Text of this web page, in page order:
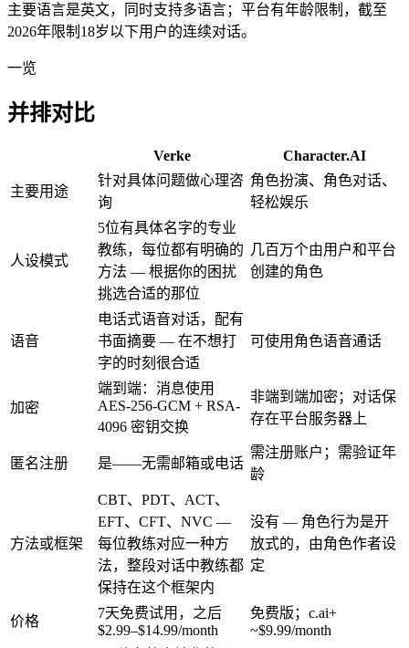
主要语言是英文，同时支持多语言；平台有年龄限制，截至
2026年限制18岁以下用户的连续对话。
一览
并排对比
Verke Character.AI
主要用途
针对具体问题做心理咨
询
角色扮演、角色对话、
轻松娱乐
人设模式
5位有具体名字的专业
教练，每位都有明确的
方法 — 根据你的困扰
挑选合适的那位
几百万个由用户和平台
创建的角色
语音
电话式语音对话，配有
书面摘要 — 在不想打
字的时刻很合适
可使用角色语音通话
加密
端到端：消息使用
AES-256-GCM + RSA-
4096 密钥交换
非端到端加密；对话保
存在平台服务器上
匿名注册 是——无需邮箱或电话
需注册账户；需验证年
龄
方法或框架
CBT、PDT、ACT、
EFT、CFT、NVC —
每位教练对应一种方
法，整段对话中教练都
保持在这个框架内
没有 — 角色行为是开
放式的，由角色作者设
定
价格
7天免费试用，之后
$2.99–$14.99/month
免费版；c.ai+
~$9.99/month